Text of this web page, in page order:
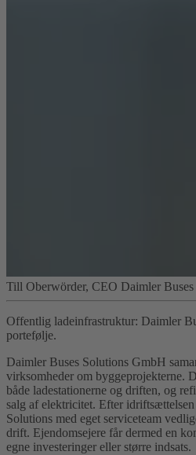
Till Oberwörder, CEO Daimler Buses
Offentlig ladeinfrastruktur: Daimler
portefølje.
Daimler Buses Solutions GmbH
virksomheder om byggeprojekterne.
både ladestationerne og driften, og
salg af elektricitet. Efter
Solutions med eget serviceteam
drift. Ejendomsejere får dermed en
egne investeringer eller større indsats.